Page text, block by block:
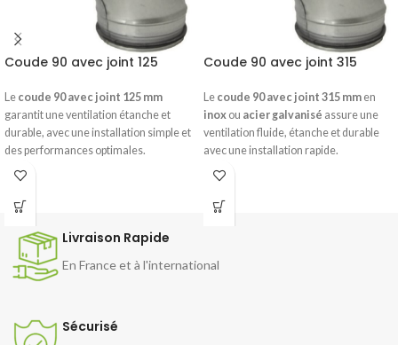
Coude 90 avec joint 125
Le coude 90 avec joint 125 mm
garantit une ventilation étanche et
durable, avec une installation simple et
des performances optimales.
Coude 90 avec joint 315
Le coude 90 avec joint 315 mm en
inox ou acier galvanisé assure une
ventilation fluide, étanche et durable
avec une installation rapide.
Livraison Rapide
En France et à l'international
Sécurisé